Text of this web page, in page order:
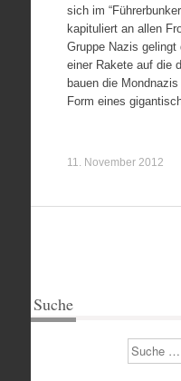
sich im
kapituliert an allen
Gruppe Nazis
einer Rakete auf die
bauen die
Form eines
11. November 2012
Suche
Suchen